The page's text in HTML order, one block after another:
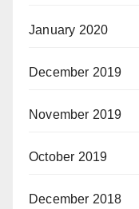
January 2020
December 2019
November 2019
October 2019
December 2018